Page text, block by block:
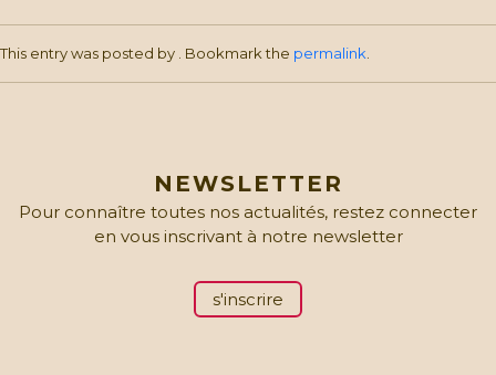
This entry was posted by . Bookmark the permalink
NEWSLETTER
Pour connaître toutes nos actualités, restez connecter
en vous inscrivant à notre newsletter
s'inscrire